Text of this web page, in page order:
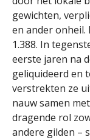
gewichten,
en ander onheil.
1.388. In
eerste jaren na
geliquideerd en
verstrekten ze
nauw samen
dragende rol
andere gilden –